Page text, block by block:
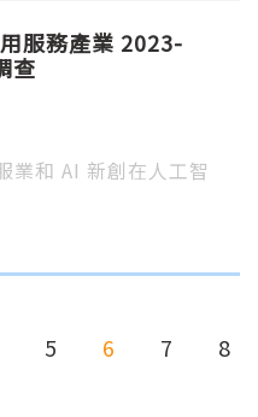
服務產業 2023-
查
業和 AI 新創在人工智
5 6 7 8